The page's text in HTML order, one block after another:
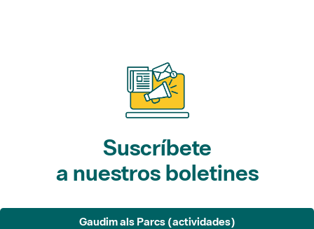
Suscríbete
a nuestros boletines
Gaudim als Parcs (actividades)